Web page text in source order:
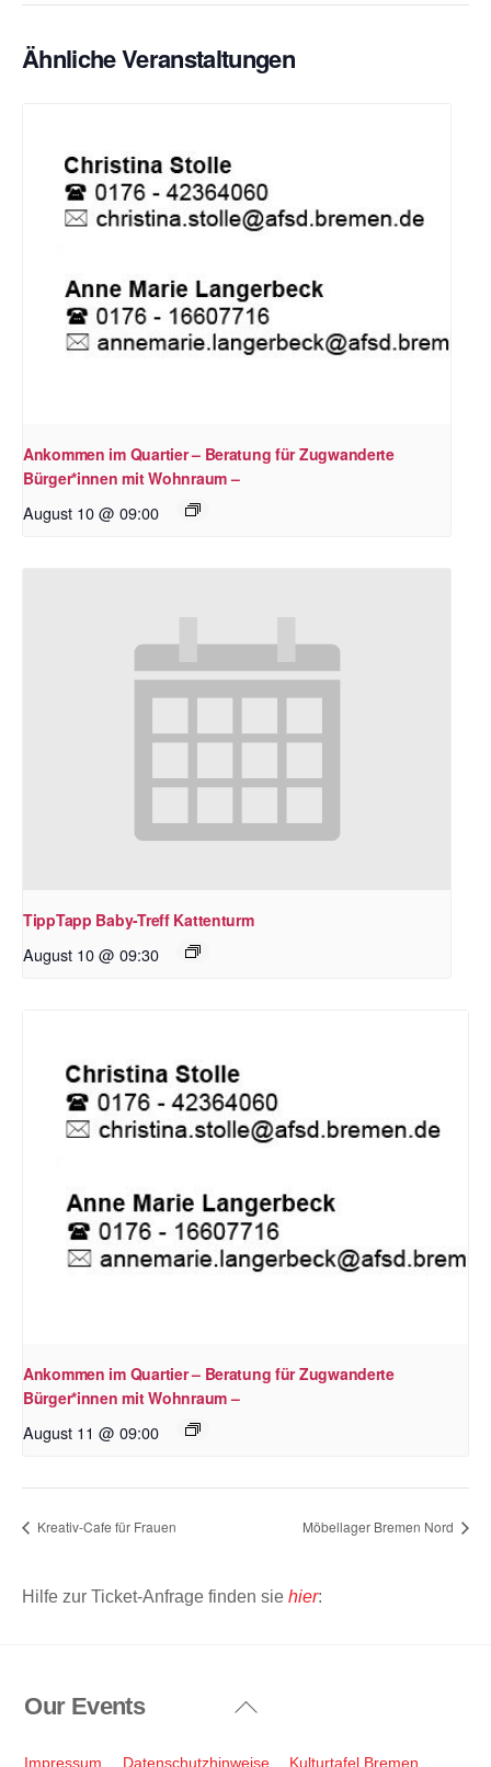
Ähnliche Veranstaltungen
Ankommen im Quartier – Beratung für Zugwanderte
Bürger*innen mit Wohnraum –
August 10 @ 09:00
TippTapp Baby-Treff Kattenturm
August 10 @ 09:30
Ankommen im Quartier – Beratung für Zugwanderte
Bürger*innen mit Wohnraum –
August 11 @ 09:00
Kreativ-Cafe für Frauen Möbellager Bremen Nord
Hilfe zur Ticket-Anfrage finden sie hier:
Back
Top
Our Events
Impressum Datenschutzhinweise Kulturtafel Bremen